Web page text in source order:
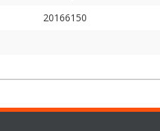
20166150